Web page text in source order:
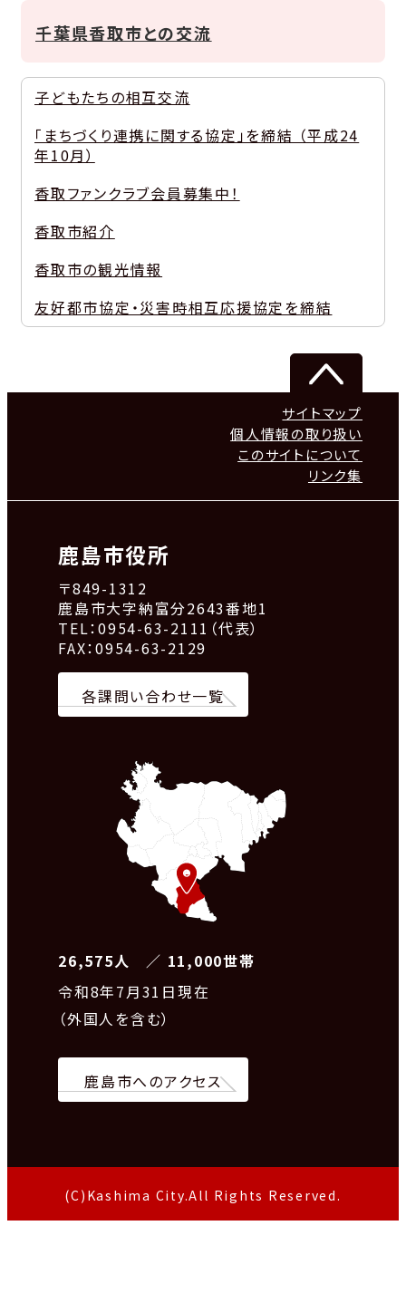
千葉県香取市との交流
子どもたちの相互交流
「まちづくり連携に関する協定」を締結 （平成24
年10月）
香取ファンクラブ会員募集中！
香取市紹介
香取市の観光情報
友好都市協定・災害時相互応援協定を締結
サイトマップ
個人情報の取り扱い
このサイトについて
リンク集
鹿島市役所
〒849-1312
鹿島市大字納富分2643番地1
TEL：0954-63-2111（代表）
FAX：0954-63-2129
各課問い合わせ一覧
26,575人 ／ 11,000世帯
令和8年7月31日現在
（外国人を含む）
鹿島市へのアクセス
(C)Kashima City.All Rights Reserved.